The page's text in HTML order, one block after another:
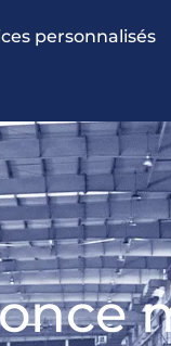
personnalisés